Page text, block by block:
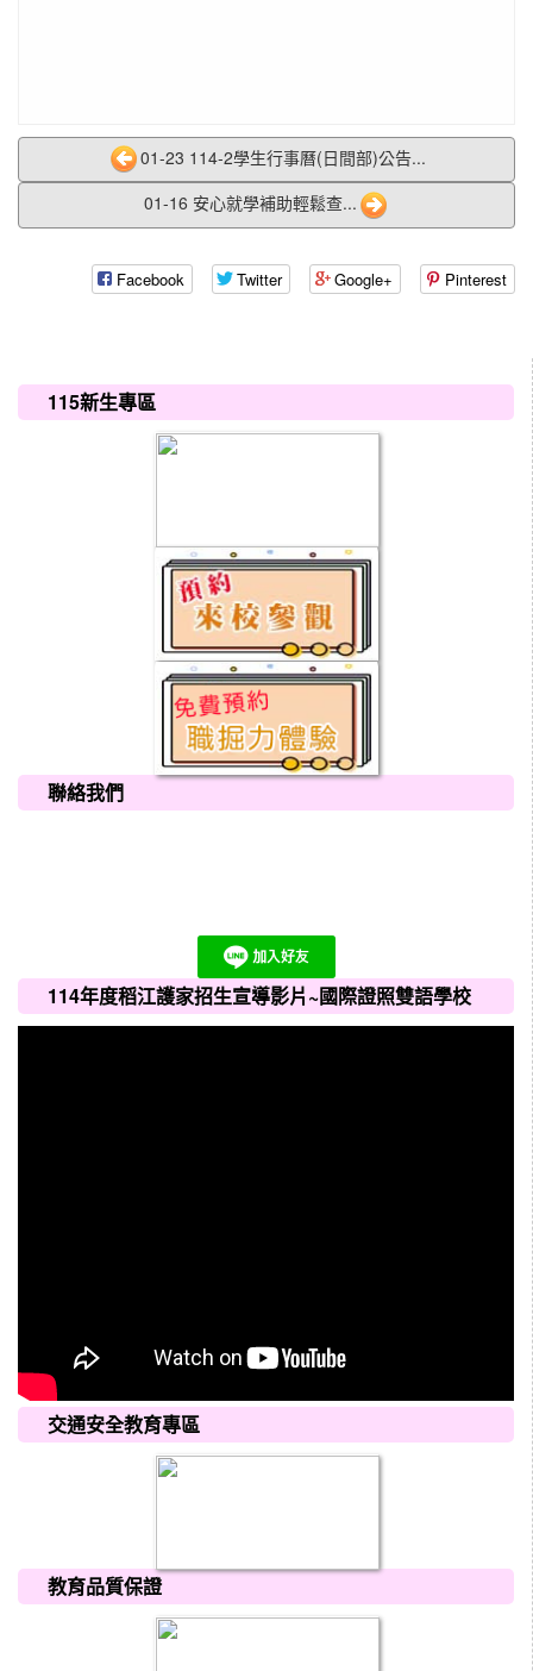
01-23 114-2學生行事曆(日間部)公告...
01-16 安心就學補助輕鬆查...
Facebook Twitter Google+ Pinterest
115新生專區
聯絡我們
114年度稻江護家招生宣導影片~國際證照雙語學校
交通安全教育專區
教育品質保證